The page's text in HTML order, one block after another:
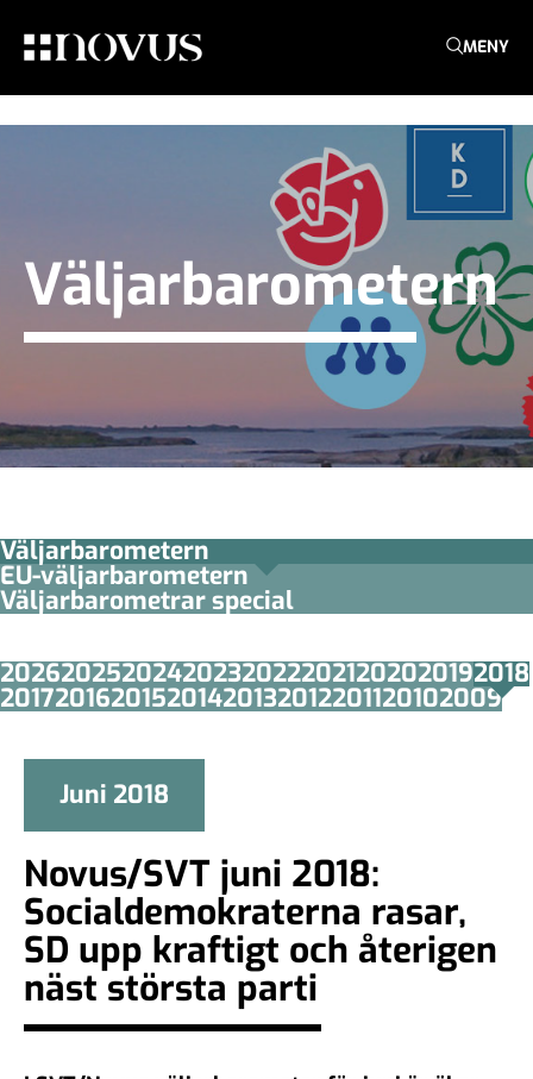
MENY
Väljarbarometern
Väljarbarometern
EU-väljarbarometern
Väljarbarometrar special
202620252024202320222021202020192018
201720162015201420132012201120102009
Juni 2018
Novus/SVT juni 2018:
Socialdemokraterna rasar,
SD upp kraftigt och återigen
näst största parti